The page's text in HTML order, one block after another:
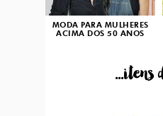
MODA PARA MULHERES
ACIMA DOS 50 ANOS
...itens